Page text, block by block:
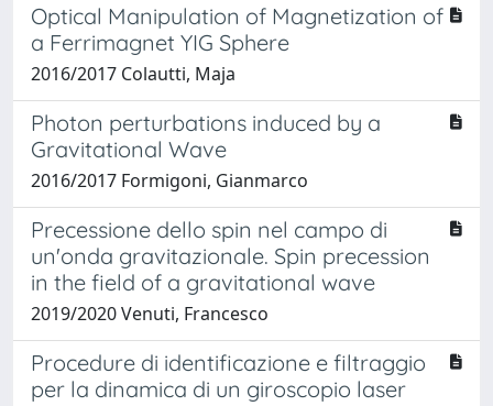
Optical Manipulation of Magnetization of
a Ferrimagnet YIG Sphere
2016/2017 Colautti, Maja
Photon perturbations induced by a
Gravitational Wave
2016/2017 Formigoni, Gianmarco
Precessione dello spin nel campo di
un'onda gravitazionale. Spin precession
in the field of a gravitational wave
2019/2020 Venuti, Francesco
Procedure di identificazione e filtraggio
per la dinamica di un giroscopio laser